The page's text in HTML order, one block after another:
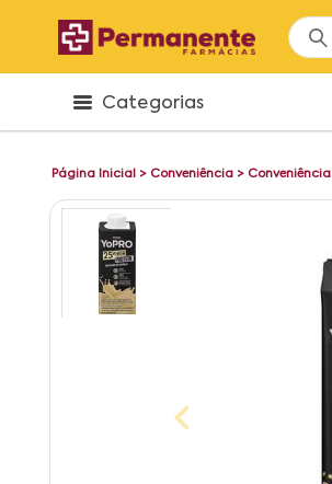
Categorias
Página Inicial > Conveniência > Conveniência